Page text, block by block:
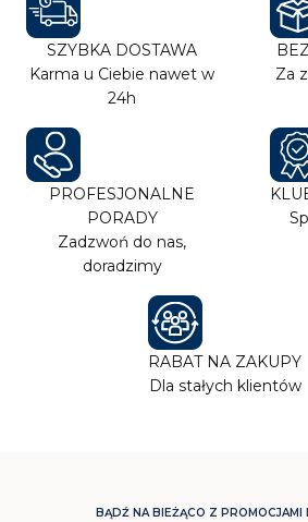
SZYBKA DOSTAWA
Karma u Ciebie nawet w
24h
Za
PROFESJONALNE
PORADY
Zadzwoń do nas,
doradzimy
RABAT NA ZAKUPY
Dla stałych klientów
BĄDŹ NA BIEŻĄCO Z PROMOCJAMI